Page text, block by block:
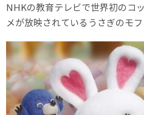
NHKの教育テレビで世界初のコ
メが放映されているうさぎのモフ